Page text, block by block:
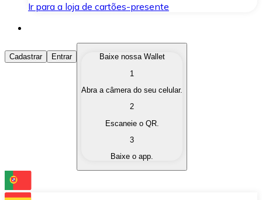
Ir para a loja de cartões-presente
Comprar Criptomoedas
Compre as criptomoedas de seu interesse de forma
Converta suas criptomoedas em moeda fiduciária
Troque uma criptomoeda por outra
Cadastrar Entrar
Baixe nossa Wallet
1
Abra a câmera do seu celular.
2
Escaneie o QR.
3
Baixe o app.